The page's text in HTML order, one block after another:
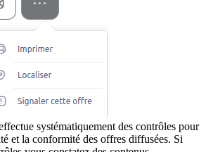
systématiquement des contrôles pour
et la conformité des offres diffusées. Si